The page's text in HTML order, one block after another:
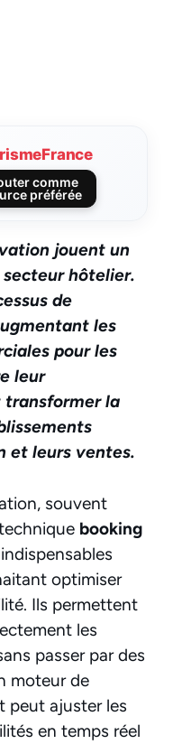
comme
préférée
jouent un
hôtelier.
de
les
pour les
leur
la
et leurs ventes.
souvent
booking
optimiser
Ils permettent
les
passer par des
moteur de
peut ajuster les
en temps réel